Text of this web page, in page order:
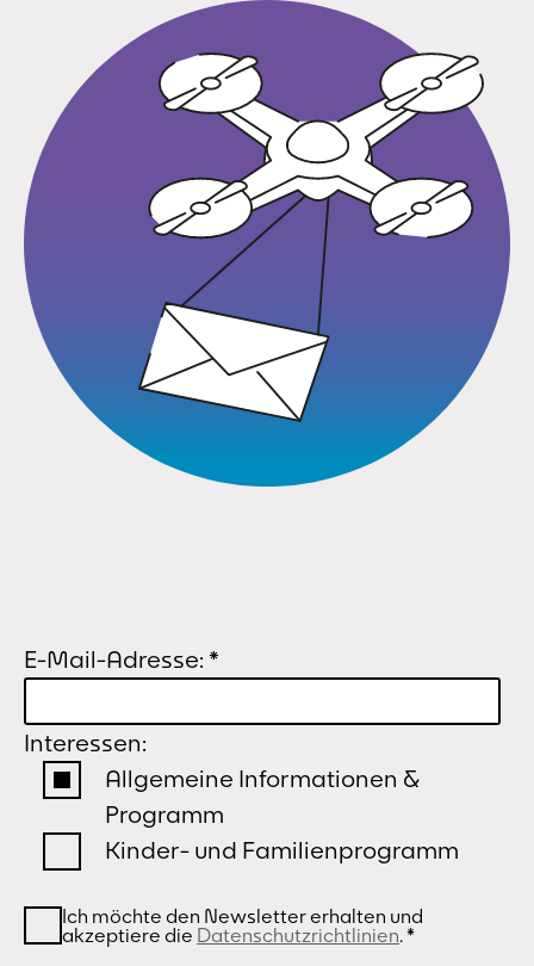
E-Mail-Adresse: *
Interessen:
Allgemeine Informationen &
Programm
Kinder- und Familienprogramm
Ich möchte den Newsletter erhalten und
akzeptiere die Datenschutzrichtlinien.*